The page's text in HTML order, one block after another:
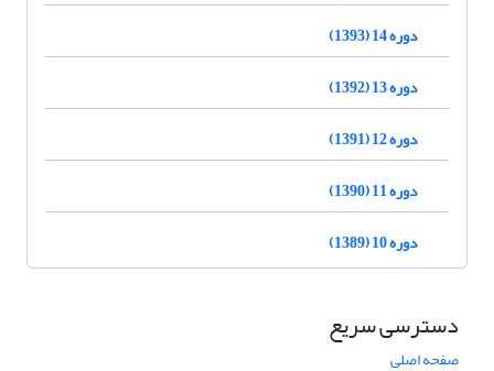
دوره 14 (1393)
دوره 13 (1392)
دوره 12 (1391)
دوره 11 (1390)
دوره 10 (1389)
دسترسی سریع
صفحه اصلی